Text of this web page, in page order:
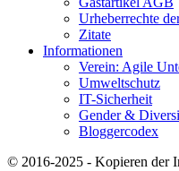
Urheberrechte
Zitate
Informationen
Verein: Agile
Umweltschutz
IT-Sicherheit
Gender &
Bloggercodex
© 2016-2025 - Kopieren der